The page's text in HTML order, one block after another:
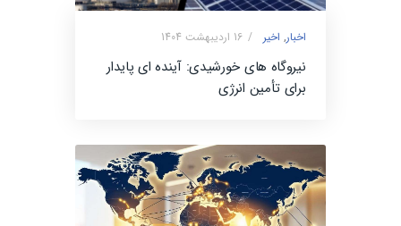
اخبار, اخیر 16 اردیبهشت 1404
نیروگاه های خورشیدی: آینده ای پایدار
برای تأمین انرژی